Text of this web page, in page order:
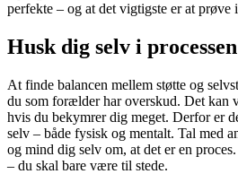
perfekte – og at det vigtigste er at prøve
Husk dig selv i processen
At finde balancen mellem støtte og
du som forælder har overskud. Det
hvis du bekymrer dig meget. Derfor er
selv – både fysisk og mentalt. Tal med
og mind dig selv om, at det er en
– du skal bare være til stede.